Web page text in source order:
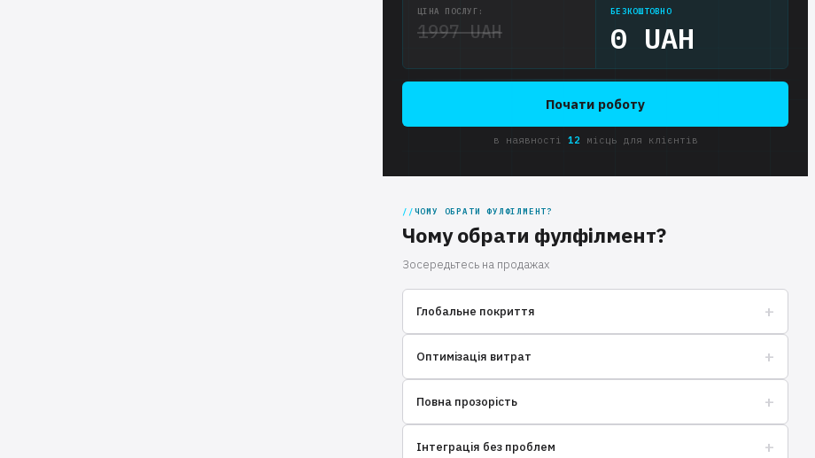
ЦІНА ПОСЛУГ:
1997 UAH
БЕЗКОШТОВНО
0 UAH
Почати роботу
в наявності 12 місць для клієнтів
ЧОМУ ОБРАТИ ФУЛФІЛМЕНТ?
Чому обрати фулфілмент?
Зосередьтесь на продажах
Глобальне покриття +
Оптимізація витрат +
інтелектуальним рішенням.
Повна прозорість +
Інтеграція без проблем +